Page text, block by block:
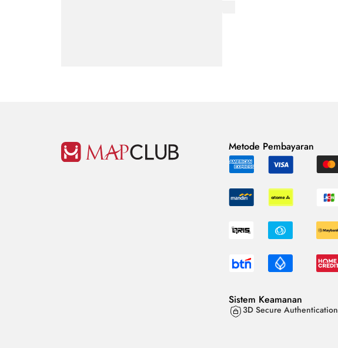
Metode Pembayaran
Sistem Keamanan
3D Secure Authentication